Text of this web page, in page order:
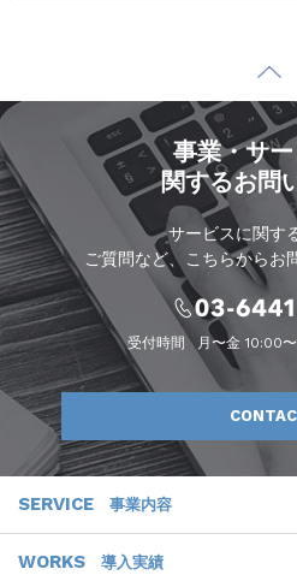
事業・サ
関するお問
サービスに関す
ご質問など、こちらからお
受付時間 月〜金 10:00
SERVICE 事業内容
WORKS 導入実績